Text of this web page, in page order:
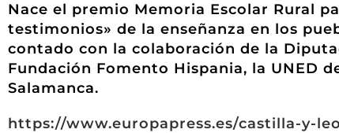
Nace el premio Memoria Escolar Rural
testimonios» de la enseñanza en los
contado con la colaboración de la
Fundación Fomento Hispania, la UNED
Salamanca.
https://www.europapress.es/castilla-y-